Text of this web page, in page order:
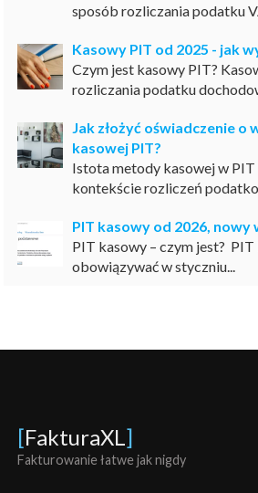
sposób rozliczania podatku
Kasowy PIT od 2025 - jak
Czym jest kasowy PIT?
rozliczania podatku
Jak złożyć oświadczenie
kasowej PIT?
Istota metody kasowej w
kontekście rozliczeń
PIT kasowy od 2026, nowy
PIT kasowy – czym jest? PIT
obowiązywać w styczniu...
[FakturaXL ]
Fakturowanie łatwe jak nigdy